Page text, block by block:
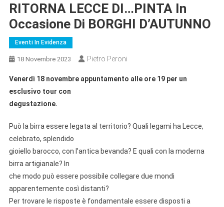
RITORNA LECCE DI…PINTA In
Occasione Di BORGHI D’AUTUNNO
Eventi In Evidenza
18 Novembre 2023 Pietro Peroni
Venerdì 18 novembre appuntamento alle ore 19 per un
esclusivo tour con
degustazione.
Può la birra essere legata al territorio? Quali legami ha Lecce,
celebrato, splendido
gioiello barocco, con l’antica bevanda? E quali con la moderna
birra artigianale? In
che modo può essere possibile collegare due mondi
apparentemente così distanti?
Per trovare le risposte è fondamentale essere disposti a